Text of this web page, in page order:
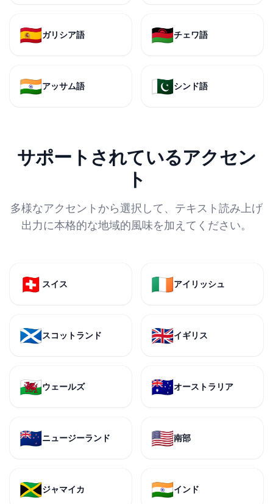
🇪🇸ガリシア語 🇲🇼チェワ語
🇮🇳アッサム語 🇵🇰シンド語
サポートされているアクセン
ト
多様なアクセントから選択して、テキスト読み上げ
出力に本格的な地域的風味を加えてください。
🇨🇭 スイス 🇮🇪アイリッシュ
🏴󠁧󠁢󠁳󠁣󠁴󠁿スコットランド 🇬🇧イギリス
🏴󠁧󠁢󠁷󠁬󠁳󠁿ウェールズ 🇦🇺オーストラリア
🇳🇿ニュージーランド 🇺🇸南部
🇯🇲ジャマイカ 🇮🇳インド